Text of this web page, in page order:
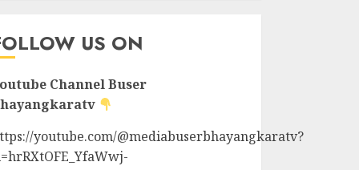
US ON
ChannelBuser
youtube.com/@mediabuserbhayangkaratv?